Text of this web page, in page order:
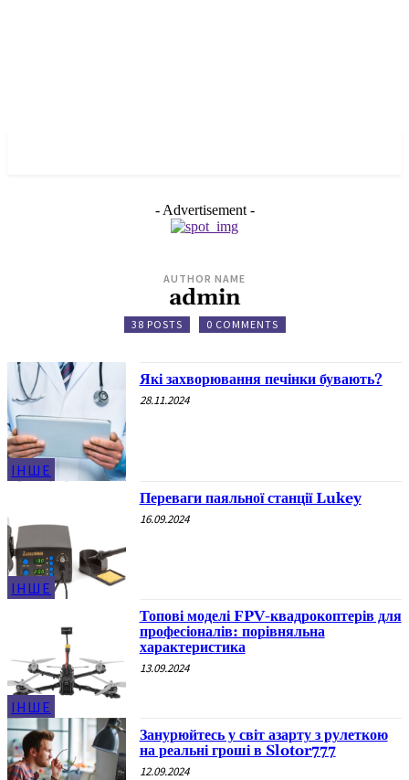
- Advertisement -
AUTHOR NAME
admin
38 POSTS 0 COMMENTS
ІНШЕ
Які захворювання печінки бувають?
28.11.2024
ІНШЕ
Переваги паяльної станції Lukey
16.09.2024
ІНШЕ
Топові моделі FPV-квадрокоптерів для
професіоналів: порівняльна
характеристика
13.09.2024
Занурюйтесь у світ азарту з рулеткою
на реальні гроші в Slotor777
12.09.2024